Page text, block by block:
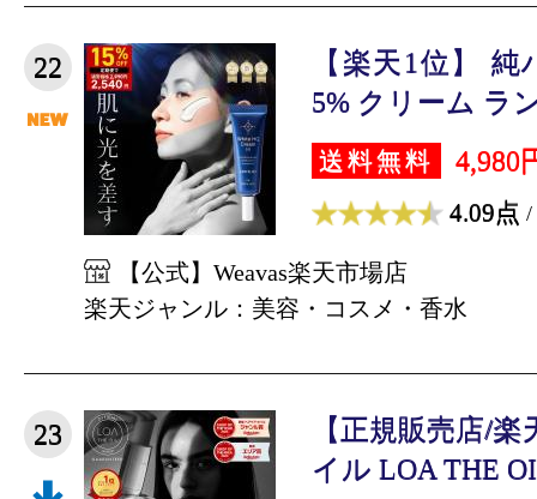
22
【楽天1位】
5% クリーム ラ
送料無料 4,980
4.09点 /
【公式】Weavas楽天市場店
楽天ジャンル：美容・コスメ・香水
23
【正規販売店/
イル LOA THE